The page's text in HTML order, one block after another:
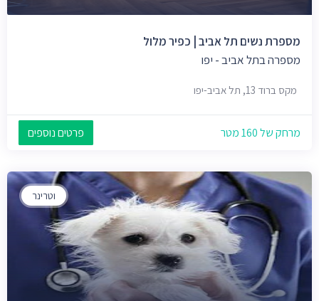
מספרת נשים תל אביב | כפיר מלול
מספרה בתל אביב - יפו
מקס ברוד 13, תל אביב-יפו
מרחק של 160 מטר פרטים נוספים
וטרינר